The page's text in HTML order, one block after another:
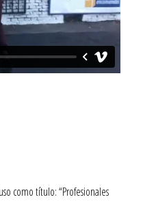
como título: “Profesionales